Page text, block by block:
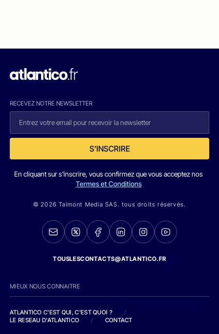
RECEVEZ NOTRE NEWSLETTER
S'INSCRIRE
En cliquant sur s'inscrire, vous confirmez que vous acceptez nos
Termes et Conditions
© 2026 Talmont Media SAS. tous droits réservés.
TOUSLESCONTACTS@ATLANTICO.FR
MIEUX NOUS CONNAITRE
ATLANTICO C'EST QUI, C'EST QUOI ?
/
LE RESEAU D'ATLANTICO
/ CONTACT